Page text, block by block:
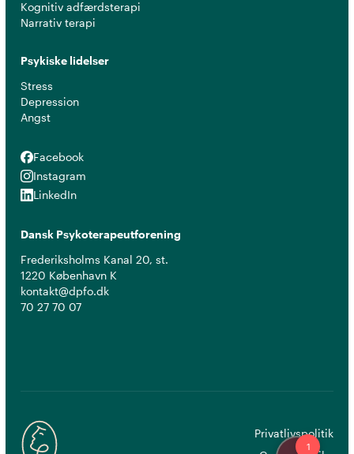
Kognitiv adfærdsterapi
Narrativ terapi
Psykiske lidelser
Stress
Depression
Angst
Facebook
Facebook
Instagram
Instagram
LinkedIn
LinkedIn
Dansk Psykoterapeutforening
Frederiksholms Kanal 20, st.
1220 København K
kontakt@dpfo.dk
70 27 70 07
Privatlivspolitik